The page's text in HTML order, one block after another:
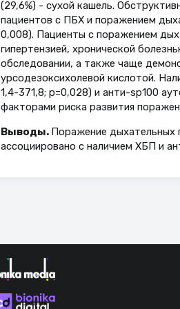
(29,6%) - сухой кашель.
пациентов с ПБХ и поражением
0,008). Пациенты с поражением
гипертензией, хронической
обследовании, а также чаще
урсодезоксихолевой кислотой.
1,4-371,8; p=0,028) и анти-sp100
факторами риска развития
Выводы. Поражение дыхательных
ассоциировано с наличием ХБП и